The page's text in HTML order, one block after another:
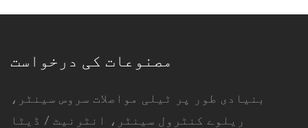
مصنوعات کی درخواست
بنیادی طور پر ٹیلی مواصلات سروس سینٹر،
ریلوے کنٹرول سینٹر، انٹرنیٹ / ڈیٹا